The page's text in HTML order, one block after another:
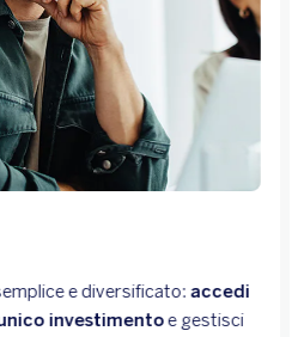
e diversificato: accedi
investimentoe gestisci